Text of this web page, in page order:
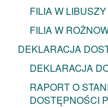
FILIA W LIBUSZY
FILIA W
DEKLARACJA
DEKLARACJA
RAPORT O
DOSTĘPNOŚCI